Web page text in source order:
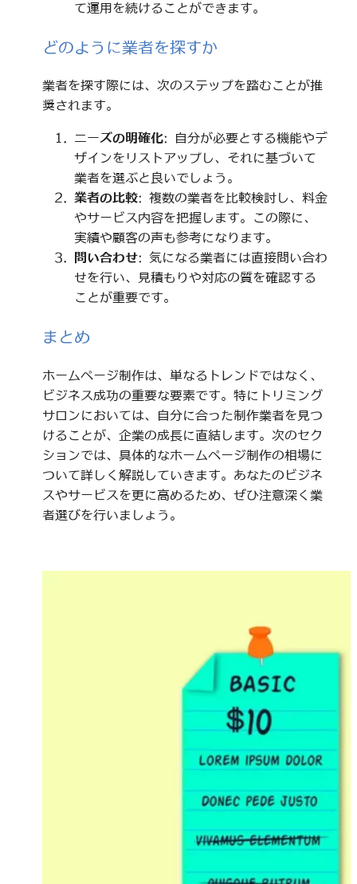
て運用を続けることができます。
どのように業者を探すか
業者を探す際には、次のステップを踏むことが推
奨されます。
ニーズの明確化: 自分が必要とする機能やデ
ザインをリストアップし、それに基づいて
業者を選ぶと良いでしょう。
業者の比較: 複数の業者を比較検討し、料金
やサービス内容を把握します。この際に、
実績や顧客の声も参考になります。
問い合わせ: 気になる業者には直接問い合わ
せを行い、見積もりや対応の質を確認する
ことが重要です。
まとめ
ホームページ制作は、単なるトレンドではなく、
ビジネス成功の重要な要素です。特にトリミング
サロンにおいては、自分に合った制作業者を見つ
けることが、企業の成長に直結します。次のセク
ションでは、具体的なホームページ制作の相場に
ついて詳しく解説していきます。あなたのビジネ
スやサービスを更に高めるため、ぜひ注意深く業
者選びを行いましょう。